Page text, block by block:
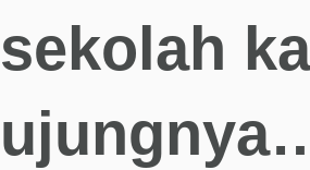
sekolah